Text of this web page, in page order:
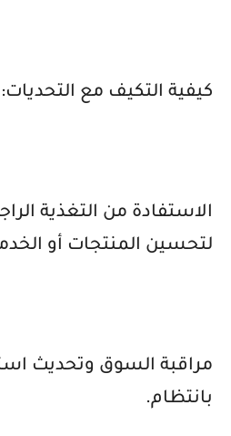
كيفية التكيف مع التحديات:
الاستفادة من التغذية
لتحسين المنتجات أو
مراقبة السوق وتحديث
بانتظام.